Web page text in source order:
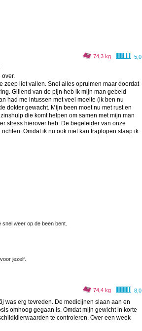
5,0
74,3 kg
over.
zeep liet vallen. Snel alles opruimen maar doordat
Gillend van de pijn heb ik mijn man gebeld
had me intussen met veel moeite (ik ben nu
dokter gewacht. Mijn been moet nu met rust en
die komt helpen om samen met mijn man
stress hierover heb. De begeleider van onze
Omdat ik nu ook niet kan traplopen slaap ik
weer op de been bent.
jezelf.
8,0
74,4 kg
was erg tevreden. De medicijnen slaan aan en
omhoog gegaan is. Omdat mijn gewicht in korte
te controleren. Over een week